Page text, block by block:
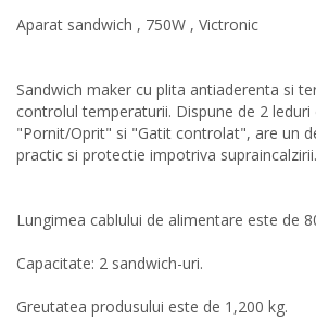
Aparat sandwich , 750W , Victronic
Sandwich maker cu plita antiaderenta si
controlul temperaturii. Dispune de 2 leduri
"Pornit/Oprit" si "Gatit controlat", are un
practic si protectie impotriva supraincalzirii.
Lungimea cablului de alimentare este de
Capacitate: 2 sandwich-uri.
Greutatea produsului este de 1,200 kg.